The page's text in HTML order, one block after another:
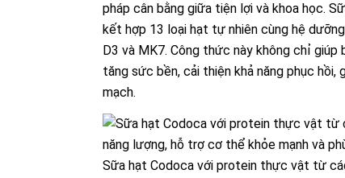
pháp cân bằng giữa tiện lợi và khoa học.
kết hợp 13 loại hạt tự nhiên cùng hệ
D3 và MK7. Công thức này không chỉ
tăng sức bền, cải thiện khả năng phục
mạch.
Sữa hạt Codoca với protein thực vật từ